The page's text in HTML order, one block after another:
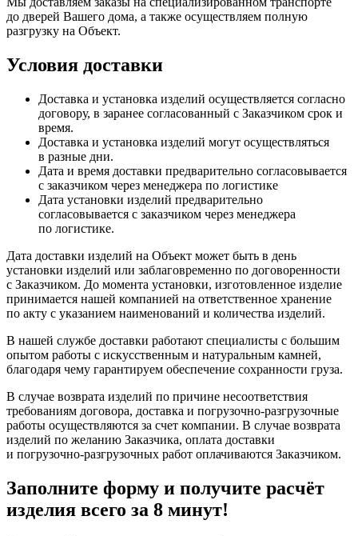
до дверей Вашего дома, а также осуществляем полную
разгрузку на Объект.
Условия доставки
Доставка и установка изделий осуществляется согласно
договору, в заранее согласованный с Заказчиком срок и
время.
Доставка и установка изделий могут осуществляться
в разные дни.
Дата и время доставки предварительно согласовывается
с заказчиком через менеджера по логистике
Дата установки изделий предварительно
согласовывается с заказчиком через менеджера
по логистике.
Дата доставки изделий на Объект может быть в день
установки изделий или заблаговременно по договоренности
с Заказчиком. До момента установки, изготовленное изделие
принимается нашей компанией на ответственное хранение
по акту с указанием наименований и количества изделий.
В нашей службе доставки работают специалисты с большим
опытом работы с искусственным и натуральным камней,
благодаря чему гарантируем обеспечение сохранности груза.
В случае возврата изделий по причине несоответствия
требованиям договора, доставка и погрузочно-разгрузочные
работы осуществляются за счет компании. В случае возврата
изделий по желанию Заказчика, оплата доставки
и погрузочно-разгрузочных работ оплачиваются Заказчиком.
Заполните форму и получите расчёт
изделия всего за 8 минут!